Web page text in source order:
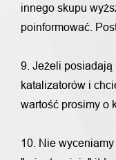
innego skupu
poinformować.
9. Jeżeli
katalizatorów i
wartość prosimy o
10. Nie